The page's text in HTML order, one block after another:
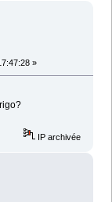
»
IP archivée